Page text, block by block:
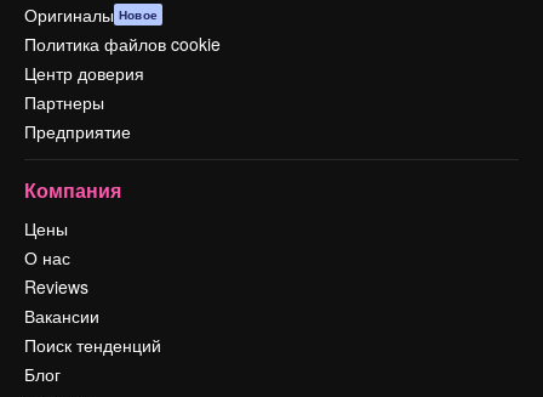
Оригиналы Новое
Политика файлов cookie
Центр доверия
Партнеры
Предприятие
Компания
Цены
О нас
Reviews
Вакансии
Поиск тенденций
Блог